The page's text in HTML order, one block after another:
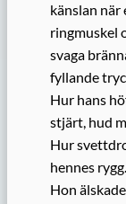
känslan när
ringmuskel
svaga
fyllande
Hur hans
stjärt, hud
Hur
hennes rygg.
Hon